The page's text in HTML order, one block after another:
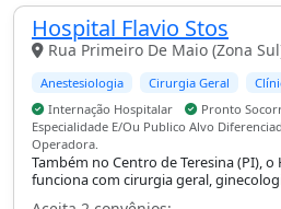
Hospital Flavio Stos
Rua Primeiro De Maio (Zona
Anestesiologia Cirurgia Geral
Internação Hospitalar
Pronto
Especialidade E/Ou Publico Alvo
Operadora.
Também no Centro de Teresina (PI),
funciona com cirurgia geral,
traumatologia e pediatria, com